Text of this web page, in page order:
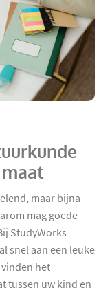
maar bijna
mag goede
StudyWorks
snel aan een leuke
het
tussen uw kind en